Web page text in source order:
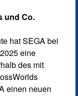
und Co.
hat SEGA bei
eine
des mit
einen neuen